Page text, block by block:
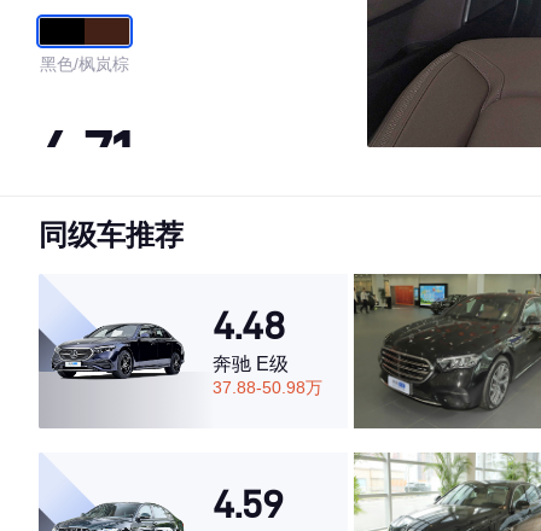
黑色/枫岚棕
4.71
·外观表现较为优秀，优于53%同级车
·空间表现较为优秀，优于80%同级车
同级车推荐
4.48
奔驰 E级
37.88-50.98万
4.59